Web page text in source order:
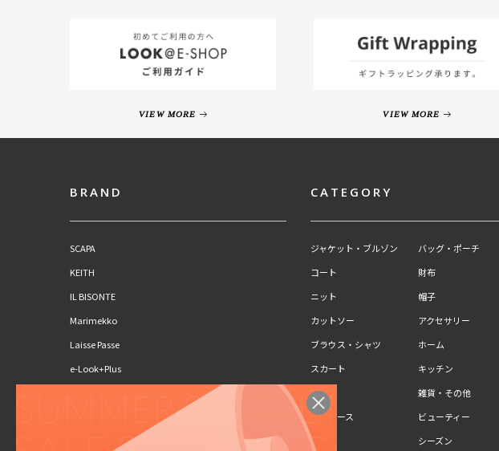
VIEW MORE VIEW MORE
BRAND
SCAPA
KEITH
IL BISONTE
Marimekko
Laisse Passe
e-Look+Plus
KEITH Lサイズ
CATEGORY
ジャケット・ブルゾン
コート
ニット
カットソー
ブラウス・シャツ
スカート
パンツ
ワンピース
キッズ
バッグ・ポーチ
財布
帽子
アクセサリー
ホーム
キッチン
雑貨・その他
ビューティー
シーズン